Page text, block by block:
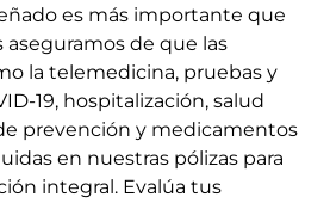
es más importante que
aseguramos de que las
la telemedicina, pruebas y
19, hospitalización, salud
prevención y medicamentos
en nuestras pólizas para
integral. Evalúa tus